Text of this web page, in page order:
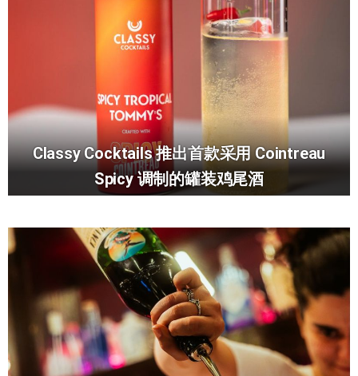
Classy Cocktails 推出首款采用 Cointreau
Spicy 调制的罐装鸡尾酒